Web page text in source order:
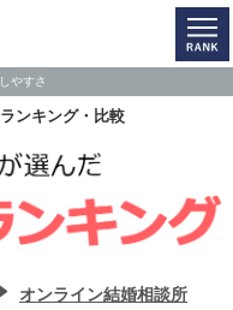
やすさ
ンキング・比較
オンライン結婚相談所